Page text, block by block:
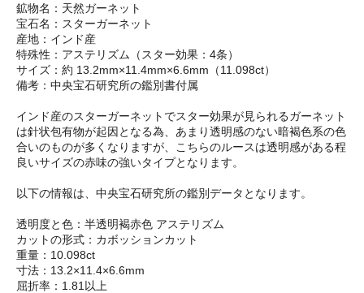
鉱物名：天然ガーネット
宝石名：スターガーネット
産地：インド産
特殊性：アステリズム（スター効果：4条）
サイズ：約 13.2mm×11.4mm×6.6mm（11.098ct）
備考：中央宝石研究所の鑑別書付属
インド産のスターガーネットでスター効果が見られるガーネット
は針状包有物が起因となる為、あまり透明感のない暗褐色系の色
合いのものが多くなりますが、こちらのルースは透明感がある程
良いサイズの赤味の強いタイプとなります。
以下の情報は、中央宝石研究所の鑑別データとなります。
透明度と色：半透明褐赤色 アステリズム
カットの形式：カボッションカット
重量：10.098ct
寸法：13.2×11.4×6.6mm
屈折率：1.81以上